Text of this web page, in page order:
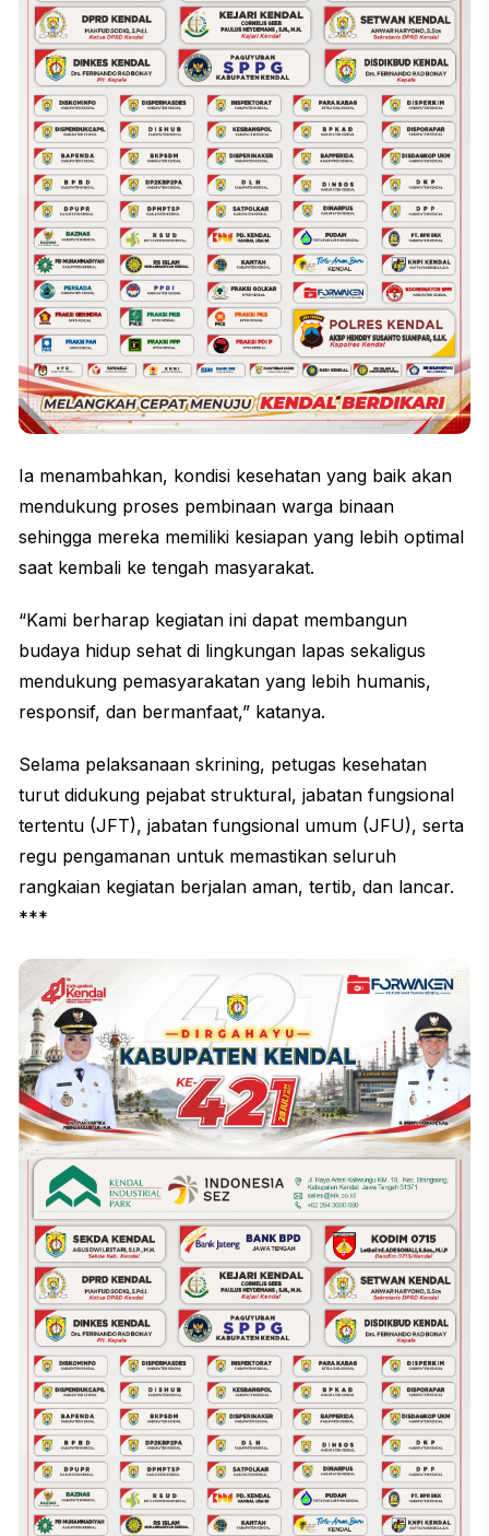
Ia menambahkan, kondisi kesehatan yang baik akan
mendukung proses pembinaan warga binaan
sehingga mereka memiliki kesiapan yang lebih optimal
saat kembali ke tengah masyarakat.
“Kami berharap kegiatan ini dapat membangun
budaya hidup sehat di lingkungan lapas sekaligus
mendukung pemasyarakatan yang lebih humanis,
responsif, dan bermanfaat,” katanya.
Selama pelaksanaan skrining, petugas kesehatan
turut didukung pejabat struktural, jabatan fungsional
tertentu (JFT), jabatan fungsional umum (JFU), serta
regu pengamanan untuk memastikan seluruh
rangkaian kegiatan berjalan aman, tertib, dan lancar.
***